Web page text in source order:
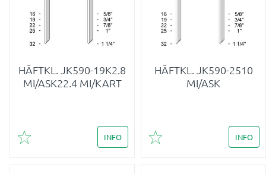
HÄFTKL. JK590-19K2.8
MI/ASK22.4 MI/KART
Lägg till i favoriter
INFO
HÄFTKL. JK590-2510
MI/ASK
Lägg till i favoriter
INFO